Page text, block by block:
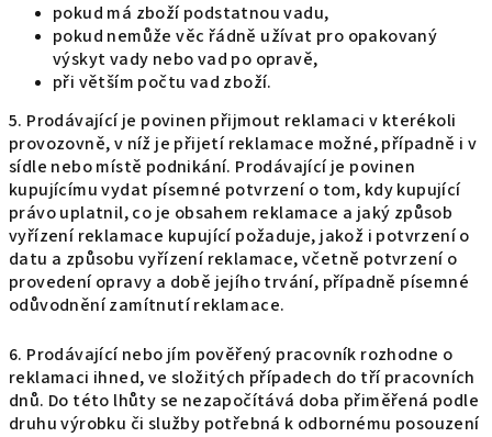
pokud má zboží podstatnou vadu,
pokud nemůže věc řádně užívat pro opakovaný
výskyt vady nebo vad po opravě,
při větším počtu vad zboží.
5. Prodávající je povinen přijmout reklamaci v kterékoli
provozovně, v níž je přijetí reklamace možné, případně i v
sídle nebo místě podnikání. Prodávající je povinen
kupujícímu vydat písemné potvrzení o tom, kdy kupující
právo uplatnil, co je obsahem reklamace a jaký způsob
vyřízení reklamace kupující požaduje, jakož i potvrzení o
datu a způsobu vyřízení reklamace, včetně potvrzení o
provedení opravy a době jejího trvání, případně písemné
odůvodnění zamítnutí reklamace.
6. Prodávající nebo jím pověřený pracovník rozhodne o
reklamaci ihned, ve složitých případech do tří pracovních
dnů. Do této lhůty se nezapočítává doba přiměřená podle
druhu výrobku či služby potřebná k odbornému posouzení